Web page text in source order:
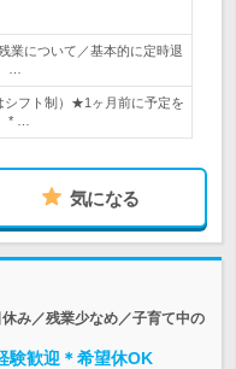
業について／基本的に定時退
…
シフト制）★1ヶ月前に予定を
* …
気になる
み／残業少なめ／子育て中の
験歓迎＊希望休OK